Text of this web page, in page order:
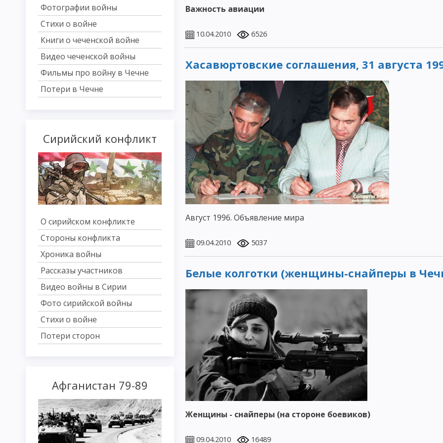
Фотографии войны
Стихи о войне
Книги о чеченской войне
Видео чеченской войны
Фильмы про войну в Чечне
Потери в Чечне
Сирийский конфликт
О сирийском конфликте
Стороны конфликта
Хроника войны
Рассказы участников
Видео войны в Сирии
Фото сирийской войны
Стихи о войне
Потери сторон
Афганистан 79-89
Важность авиации
10.04.2010 6526
Хасавюртовские соглашения, 31 августа
Август 1996. Объявление мира
09.04.2010 5037
Белые колготки (женщины-снайперы в
Женщины - снайперы (на стороне боевиков)
09.04.2010 16489